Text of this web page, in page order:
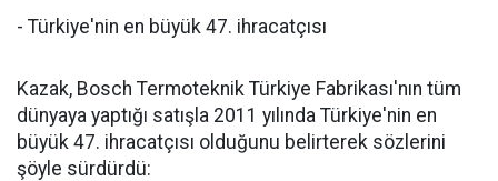
- Türkiye'nin en büyük 47. ihracatçısı
Kazak, Bosch Termoteknik Türkiye Fabrikası'nın tüm
dünyaya yaptığı satışla 2011 yılında Türkiye'nin en
büyük 47. ihracatçısı olduğunu belirterek sözlerini
şöyle sürdürdü: